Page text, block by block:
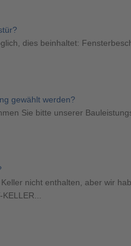
dies beinhaltet:
gewählt werden?
Sie bitte unserer
nicht enthalten, aber wir